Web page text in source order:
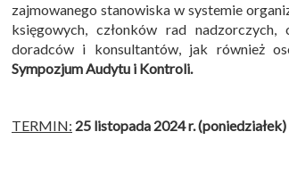
zajmowanego stanowiska w systemie
księgowych, członków rad
doradców i konsultantów, jak również
Sympozjum Audytu i Kontroli.
TERMIN: 25 listopada 2024 r.